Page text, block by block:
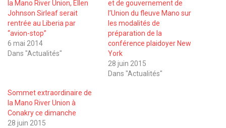
la Mano River Union, Ellen
Johnson Sirleaf serait
rentrée au Liberia par
‘‘avion-stop’’
6 mai 2014
Dans "Actualités"
et de gouvernement de
l’Union du fleuve Mano sur
les modalités de
préparation de la
conférence plaidoyer New
York
28 juin 2015
Dans "Actualités"
Sommet extraordinaire de
la Mano River Union à
Conakry ce dimanche
28 juin 2015